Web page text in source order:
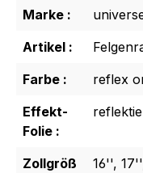
Marke :
Artikel :
Farbe :
reflex
Effekt-
Folie :
Zollgröß
16'',